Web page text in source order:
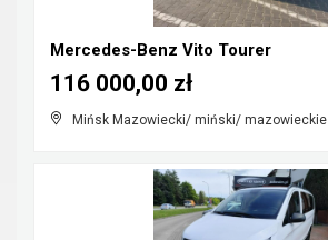
Mercedes-Benz Vito Tourer
Mińsk Mazowiecki/ miński/ mazowieckie
116 000,00 zł